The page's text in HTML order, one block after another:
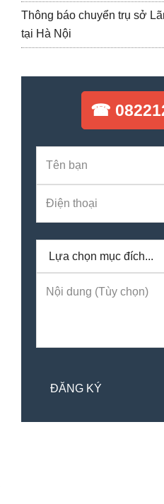
Thông báo chuyển trụ sở
tại Hà Nội
☎